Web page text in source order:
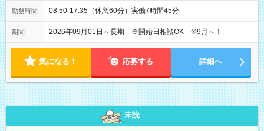
勤務時間 08:50-17:35（休憩60分）実働7時間45分
期間 2026年09月01日～長期 ※開始日相談OK ※9月～！
気になる！ 応募する 詳細へ
未読